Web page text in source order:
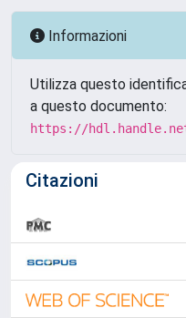
Informazioni
Utilizza questo
a questo documento:
https://
Citazioni